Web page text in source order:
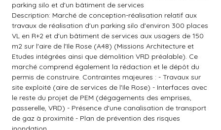
parking silo et d'un bâtiment de services
Description: Marché de conception-réalisation relatif aux
travaux de réalisation d'un parking silo d'environ 300 places
VL en R+2 et d'un bâtiment de services aux usagers de 150
m2 sur l'aire de l'Ile Rose (A48) (Missions Architecture et
Etudes intégrées ainsi que démolition VRD préalable). Ce
marché comprend également la rédaction et le dépôt du
permis de construire. Contraintes majeures : - Travaux sur
site exploité (aire de services de l'Ile Rose) - Interfaces avec
le reste du projet de PEM (dégagements des emprises,
passerelle, VRD) - Présence d'une canalisation de transport
de gaz à proximité - Plan de prévention des risques